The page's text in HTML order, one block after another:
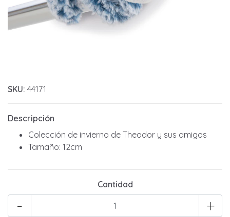
SKU: 44171
Descripción
Colección de invierno de Theodor y sus amigos
Tamaño: 12cm
Cantidad
+
-